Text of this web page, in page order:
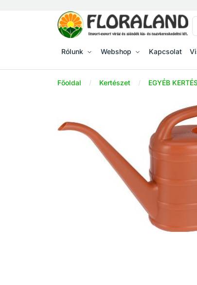
Rólunk Webshop Kapcsolat
Főoldal Kertészet EGYÉB